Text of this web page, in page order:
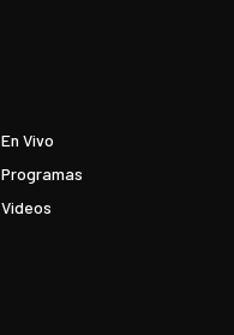
En Vivo
Programas
Videos